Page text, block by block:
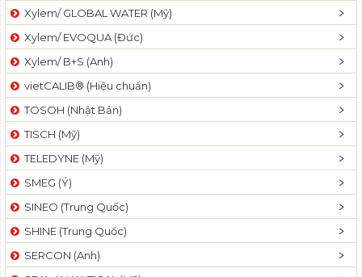
Xylem/ GLOBAL WATER (Mỹ)
Xylem/ EVOQUA (Đức)
Xylem/ B+S (Anh)
vietCALIB® (Hiệu chuẩn)
TOSOH (Nhật Bản)
TISCH (Mỹ)
TELEDYNE (Mỹ)
SMEG (Ý)
SINEO (Trung Quốc)
SHINE (Trung Quốc)
SERCON (Anh)